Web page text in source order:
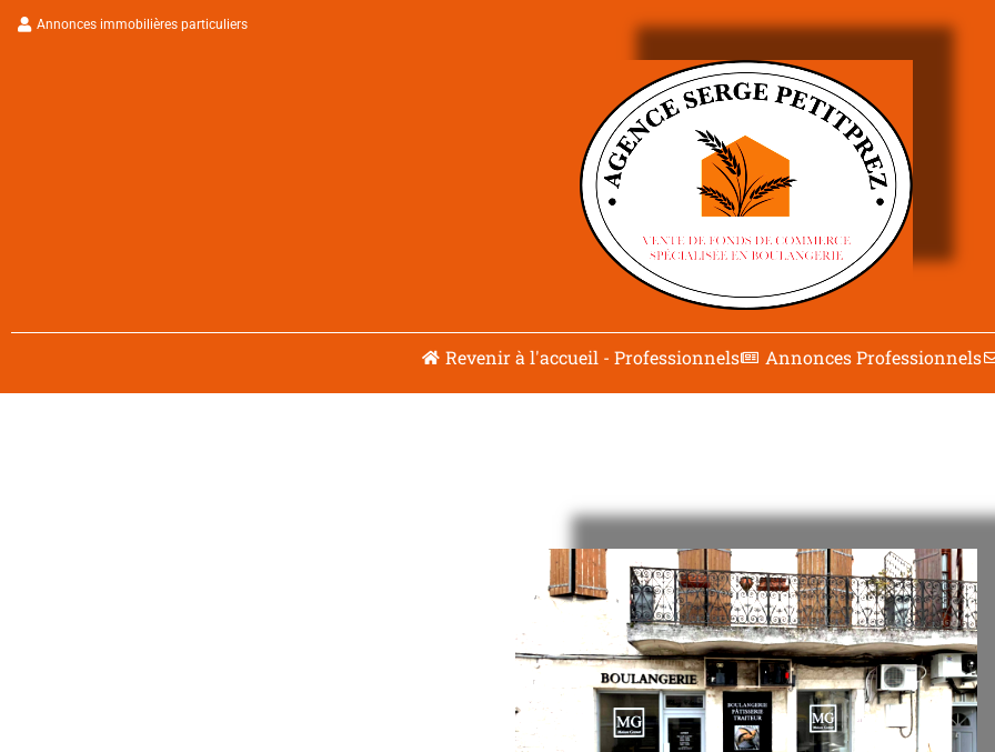
Aller
Annonces immobilières particuliers
Revenir à l'accueil - Professionnels Annonces Professionnels